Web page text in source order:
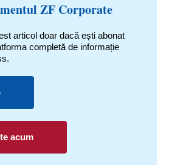
ZF Corporate
articol doar dacă ești abonat
completă de informație
acum